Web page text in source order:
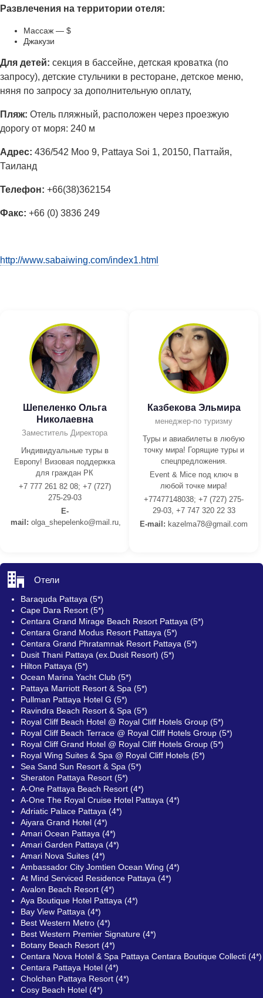
Развлечения на территории отеля:
Массаж — $
Джакузи
Для детей: секция в бассейне, детская кроватка (по
запросу), детские стульчики в ресторане, детское меню,
няня по запросу за дополнительную оплату,
Пляж: Отель пляжный, расположен через проезжую
дорогу от моря: 240 м
Адрес: 436/542 Moo 9, Pattaya Soi 1, 20150, Паттайя,
Таиланд
Телефон: +66(38)362154
Факс: +66 (0) 3836 249
http://www.sabaiwing.com/index1.html
Шепеленко Ольга
Николаевна
Заместитель Директора
Индивидуальные туры в
Европу! Визовая поддержка
для граждан РК
+7 777 261 82 08; +7 (727)
275-29-03
E-
mail: olga_shepelenko@mail.ru,
Казбекова Эльмира
менеджер-по туризму
Туры и авиабилеты в любую
точку мира! Горящие туры и
спецпредложения.
Event & Mice под ключ в
любой точке мира!
+77477148038; +7 (727) 275-
29-03, +7 747 320 22 33
E-mail: kazelma78@gmail.com
Отели
Baraquda Pattaya (5*)
Cape Dara Resort (5*)
Centara Grand Mirage Beach Resort Pattaya (5*)
Centara Grand Modus Resort Pattaya (5*)
Centara Grand Phratamnak Resort Pattaya (5*)
Dusit Thani Pattaya (ex.Dusit Resort) (5*)
Hilton Pattaya (5*)
Ocean Marina Yacht Club (5*)
Pattaya Marriott Resort & Spa (5*)
Pullman Pattaya Hotel G (5*)
Ravindra Beach Resort & Spa (5*)
Royal Cliff Beach Hotel @ Royal Cliff Hotels Group (5*)
Royal Cliff Beach Terrace @ Royal Cliff Hotels Group (5*)
Royal Cliff Grand Hotel @ Royal Cliff Hotels Group (5*)
Royal Wing Suites & Spa @ Royal Cliff Hotels (5*)
Sea Sand Sun Resort & Spa (5*)
Sheraton Pattaya Resort (5*)
A-One Pattaya Beach Resort (4*)
A-One The Royal Cruise Hotel Pattaya (4*)
Adriatic Palace Pattaya (4*)
Aiyara Grand Hotel (4*)
Amari Ocean Pattaya (4*)
Amari Garden Pattaya (4*)
Amari Nova Suites (4*)
Ambassador City Jomtien Ocean Wing (4*)
At Mind Serviced Residence Pattaya (4*)
Avalon Beach Resort (4*)
Aya Boutique Hotel Pattaya (4*)
Bay View Pattaya (4*)
Best Western Metro (4*)
Best Western Premier Signature (4*)
Botany Beach Resort (4*)
Centara Nova Hotel & Spa Pattaya Centara Boutique Collecti (4*)
Centara Pattaya Hotel (4*)
Cholchan Pattaya Resort (4*)
Cosy Beach Hotel (4*)